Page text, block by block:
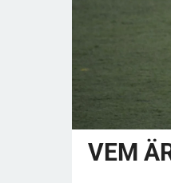
VEM